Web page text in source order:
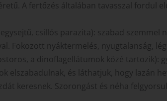
A fertőzés általában tavasszal fordul
csillós parazita): szabad szemmel
Fokozott nyáktermelés, nyugtalanság,
a dinoflagellátumok közé tartozik):
és láthatjuk, hogy lazán
keresnek. Szorongást és néha